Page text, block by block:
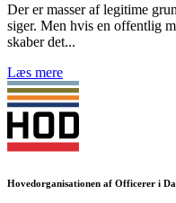
Der er masser af legitime
siger. Men hvis en offentlig
skaber det...
Læs mere
Hovedorganisationen af Officerer i